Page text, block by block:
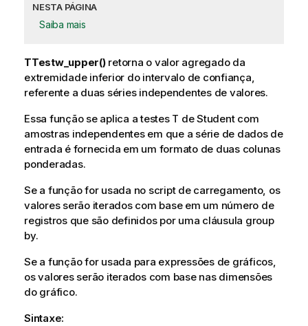
NESTA PÁGINA
Saiba mais
TTestw_upper()retorna o valor agregado da
extremidade inferior do intervalo de confiança,
referente a duas séries independentes de valores.
Essa função se aplica a testes T de Student com
amostras independentes em que a série de dados de
entrada é fornecida em um formato de duas colunas
ponderadas.
Se a função for usada no script de carregamento, os
valores serão iterados com base em um número de
registros que são definidos por uma cláusula group
by.
Se a função for usada para expressões de gráficos,
os valores serão iterados com base nas dimensões
do gráfico.
Sintaxe: